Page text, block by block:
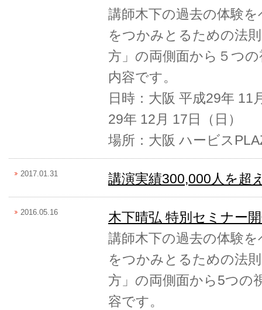
講師木下の過去の体験
をつかみとるための法
方」の両側面から５つ
内容です。
日時：大阪 平成29年 11
29年 12月 17日（日）
場所：大阪 ハービス
2017.01.31 講演実績300,000人を超
2016.05.16
木下晴弘 特別セミナー
講師木下の過去の体験
をつかみとるための法
方」の両側面から5つの
容です。